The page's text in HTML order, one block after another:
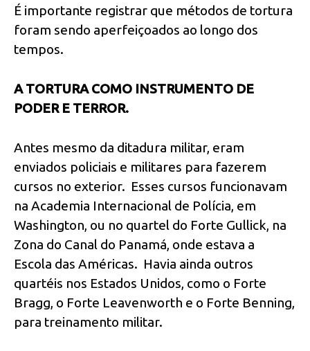
É importante registrar que métodos de tortura
foram sendo aperfeiçoados ao longo dos
tempos.
A TORTURA COMO INSTRUMENTO DE
PODER E TERROR.
Antes mesmo da ditadura militar, eram
enviados policiais e militares para fazerem
cursos no exterior. Esses cursos funcionavam
na Academia Internacional de Polícia, em
Washington, ou no quartel do Forte Gullick, na
Zona do Canal do Panamá, onde estava a
Escola das Américas. Havia ainda outros
quartéis nos Estados Unidos, como o Forte
Bragg, o Forte Leavenworth e o Forte Benning,
para treinamento militar.